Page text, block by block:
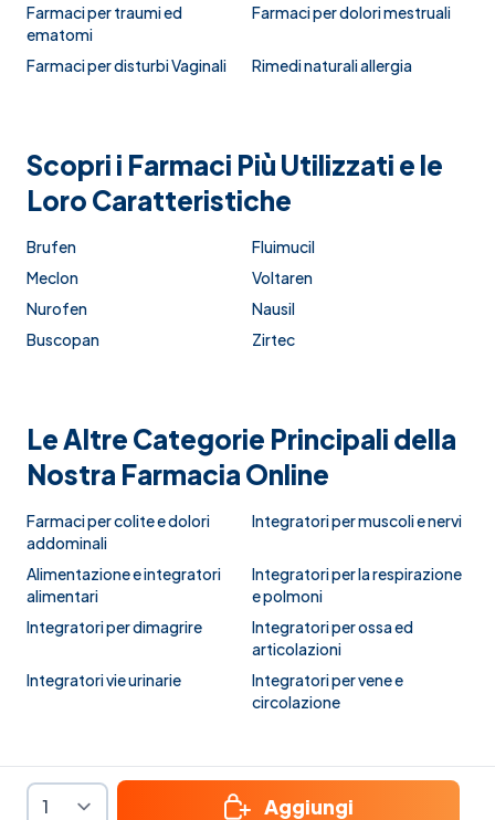
Farmaci per traumi ed
ematomi
Farmaci per dolori mestruali
Farmaci per disturbi Vaginali Rimedi naturali allergia
Scopri i Farmaci Più Utilizzati e le
Loro Caratteristiche
Brufen
Fluimucil
Meclon
Voltaren
Nurofen
Nausil
Buscopan
Zirtec
Le Altre Categorie Principali della
Nostra Farmacia Online
Farmaci per colite e dolori
addominali
Integratori per muscoli e nervi
Alimentazione e integratori
alimentari
Integratori per la respirazione
e polmoni
Integratori per dimagrire
Integratori per ossa ed
articolazioni
Integratori vie urinarie
Integratori per vene e
circolazione
Aggiungi